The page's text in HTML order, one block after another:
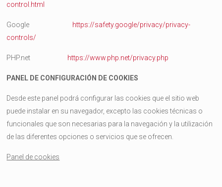
control.html
Google https://safety.google/privacy/privacy-
controls/
PHP.net https://www.php.net/privacy.php
PANEL DE CONFIGURACIÓN DE COOKIES
Desde este panel podrá configurar las cookies que el sitio web
puede instalar en su navegador, excepto las cookies técnicas o
funcionales que son necesarias para la navegación y la utilización
de las diferentes opciones o servicios que se ofrecen.
Panel de cookies